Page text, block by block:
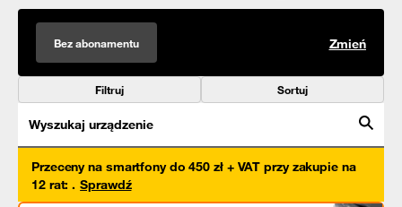
Bez abonamentu Zmień
Filtruj Sortuj
Wyszukaj urządzenie
Przeceny na smartfony do 450 zł + VAT przy zakupie na
12 rat: . Sprawdź